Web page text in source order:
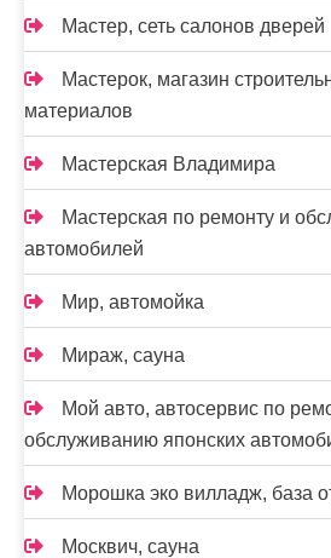
Мастер, сеть салонов дверей
Мастерок, магазин
материалов
Мастерская Владимира
Мастерская по ремонту и
автомобилей
Мир, автомойка
Мираж, сауна
Мой авто, автосервис по
обслуживанию японских
Морошка эко вилладж, база
Москвич, сауна